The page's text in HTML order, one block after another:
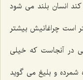
انسان بلند می شود
است چراغانیش بیشتر
در آنجاست که خیلی
و بلیغ می گوید